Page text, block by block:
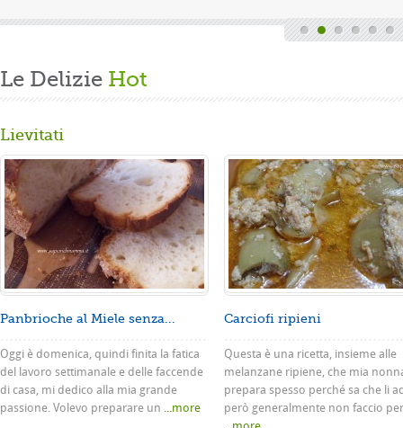
Le Delizie Hot
Lievitati
Panbrioche al Miele senza...
Oggi è domenica, quindi finita la fatica
del lavoro settimanale e delle faccende
di casa, mi dedico alla mia grande
passione. Volevo preparare un ...more
Carciofi ripieni
Questa è una ricetta, insieme alle
melanzane ripiene, che mia
prepara spesso perché sa che li
però generalmente non faccio